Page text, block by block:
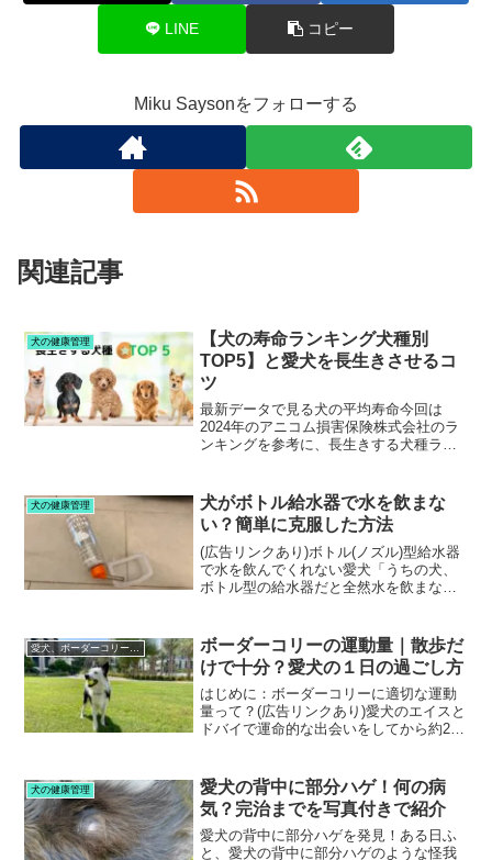
LINE コピー
Miku Saysonをフォローする
関連記事
犬の健康管理
【犬の寿命ランキング犬種別
TOP5】と愛犬を長生きさせるコ
ツ
最新データで見る犬の平均寿命今回は
2024年のアニコム損害保険株式会社のラ
ンキングを参考に、長生きする犬種ラン
生きさせるコツもお届けするので、ぜひ
最後までお付き合いく...
犬の健康管理
犬がボトル給水器で水を飲まな
い？簡単に克服した方法
(広告リンクあり)ボトル(ノズル)型給水器
で水を飲んでくれない愛犬「うちの犬、
ボトル型の給水器だと全然水を飲まな
このままだとクレートで過ごしてもらい
際に心配なレベルでし...
ボーダーコリーの運動量｜散歩だ
けで十分？愛犬の１日の過ごし方
はじめに：ボーダーコリーに適切な運動
量って？(広告リンクあり)愛犬のエイスと
ドバイで運命的な出会いをしてから約2年
らい運動量が必要なの？」飼い始めたば
かりの頃、私も皆...
犬の健康管理
愛犬の背中に部分ハゲ！何の病
気？完治までを写真付きで紹介
愛犬の背中に部分ハゲを発見！ある日ふ
と、愛犬の背中に部分ハゲのような怪我